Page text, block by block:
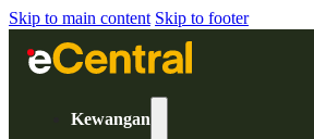
Skip to main content Skip to footer
Kewangan